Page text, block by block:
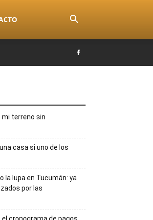
mi terreno sin
casa si uno de los
la lupa en Tucumán: ya
por las